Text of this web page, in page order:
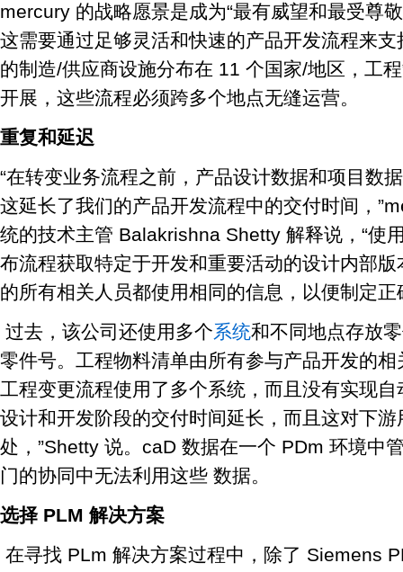
mercury 的战略愿景是成为“最有威望和最受尊
这需要通过足够灵活和快速的产品开发流程来
的制造/供应商设施分布在 11 个国家/地区，工
开展，这些流程必须跨多个地点无缝运营。
重复和延迟
“在转变业务流程之前，产品设计数据和项目数
这延长了我们的产品开发流程中的交付时间，
统的技术主管 Balakrishna Shetty 解释说，“使
布流程获取特定于开发和重要活动的设计内部
的所有相关人员都使用相同的信息，以便制定正
过去，该公司还使用多个系统和不同地点存放
零件号。工程物料清单由所有参与产品开发的
工程变更流程使用了多个系统，而且没有实现
设计和开发阶段的交付时间延长，而且这对下
处，”Shetty 说。caD 数据在一个 PDm 环境中
门的协同中无法利用这些 数据。
选择 PLM 解决方案
在寻找 PLm 解决方案过程中，除了 Siemens